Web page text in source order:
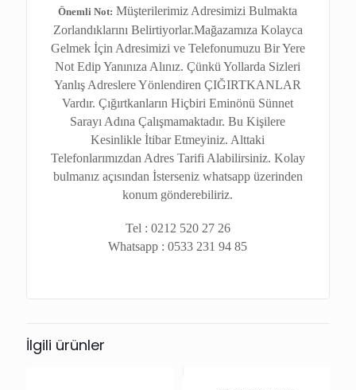
Önemli Not: Müşterilerimiz Adresimizi Bulmakta
Zorlandıklarını Belirtiyorlar.Mağazamıza Kolayca
Gelmek İçin Adresimizi ve Telefonumuzu Bir Yere
Not Edip Yanınıza Alınız. Çünkü Yollarda Sizleri
Yanlış Adreslere Yönlendiren ÇIĞIRTKANLAR
Vardır. Çığırtkanların Hiçbiri Eminönü Sünnet
Sarayı Adına Çalışmamaktadır. Bu Kişilere
Kesinlikle İtibar Etmeyiniz. Alttaki
Telefonlarımızdan Adres Tarifi Alabilirsiniz. Kolay
bulmanız açısından İsterseniz whatsapp üzerinden
konum gönderebiliriz.
Tel : 0212 520 27 26
Whatsapp : 0533 231 94 85
İlgili ürünler